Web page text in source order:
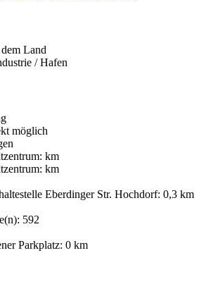
Land
/ Hafen
möglich
km
km
Eberdinger Str. Hochdorf: 0,3 km
592
Parkplatz: 0 km